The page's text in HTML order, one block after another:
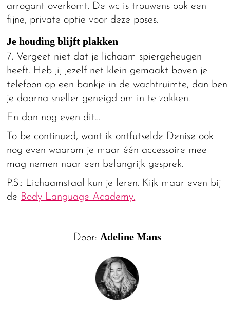
arrogant overkomt. De wc is trouwens ook een
fijne, private optie voor deze poses.
Je houding blijft plakken
7. Vergeet niet dat je lichaam spiergeheugen
heeft. Heb jij jezelf net klein gemaakt boven je
telefoon op een bankje in de wachtruimte, dan ben
je daarna sneller geneigd om in te zakken.
En dan nog even dit…
To be continued, want ik ontfutselde Denise ook
nog even waarom je maar één accessoire mee
mag nemen naar een belangrijk gesprek.
P.S.: Lichaamstaal kun je leren. Kijk maar even bij
de Body Language Academy.
Door: Adeline Mans